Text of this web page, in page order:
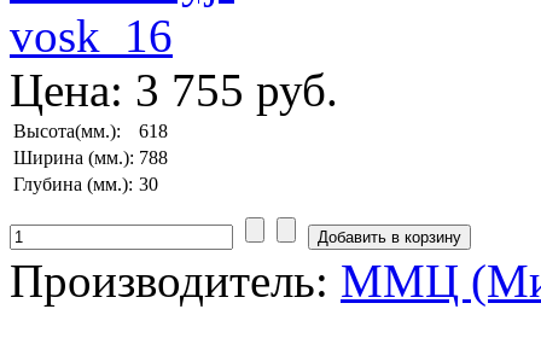
Цена: 3 755 руб.
Высота(мм.):
618
Ширина (мм.): 788
Глубина (мм.): 30
Производитель: ММЦ